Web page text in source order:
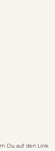
Du auf den Link